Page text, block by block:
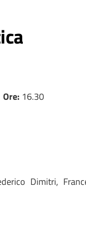
Ore: 16.30
Dimitri,